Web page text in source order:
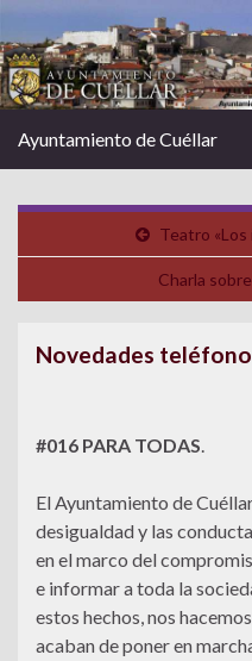
Ayuntamiento de Cuéllar
Teatro «Los
Charla
Novedades
#016 PARA TODAS.
El Ayuntamiento de
desigualdad y las
en el marco del
e informar a toda la
estos hechos, nos
acaban de poner en